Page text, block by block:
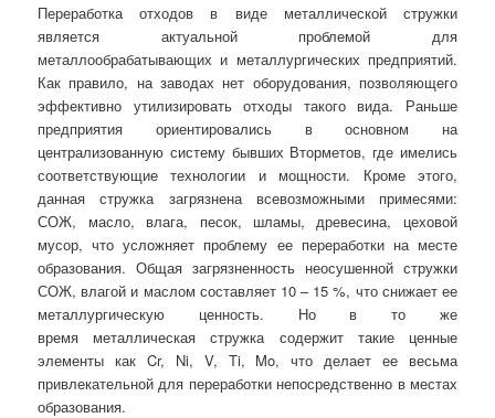
Переработка отходов в виде металлической стружки
является актуальной проблемой для
металлообрабатывающих и металлургических предприятий.
Как правило, на заводах нет оборудования, позволяющего
эффективно утилизировать отходы такого вида. Раньше
предприятия ориентировались в основном на
централизованную систему бывших Вторметов, где имелись
соответствующие технологии и мощности. Кроме этого,
данная стружка загрязнена всевозможными примесями:
СОЖ, масло, влага, песок, шламы, древесина, цеховой
мусор, что усложняет проблему ее переработки на месте
образования. Общая загрязненность неосушенной стружки
СОЖ, влагой и маслом составляет 10 – 15 %, что снижает ее
металлургическую ценность. Но в то же
время металлическая стружка содержит такие ценные
элементы как Cr, Ni, V, Ti, Mo, что делает ее весьма
привлекательной для переработки непосредственно в местах
образования.